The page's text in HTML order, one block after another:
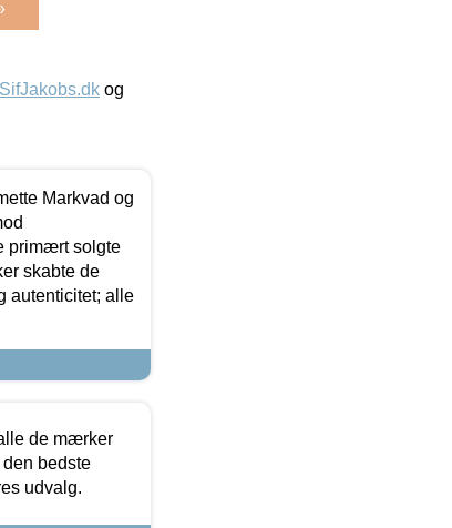
SifJakobs.dk og
Markvad og
primært solgte
skabte de
autenticitet; alle
de mærker
bedste
udvalg.